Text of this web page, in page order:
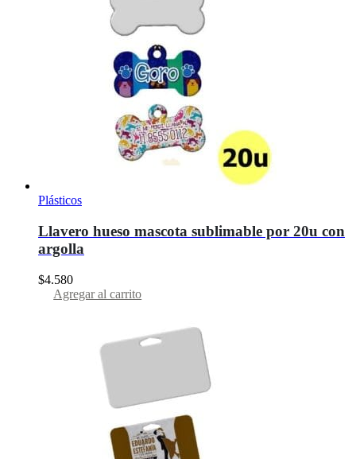
Plásticos
Llavero hueso mascota sublimable por 20u con
argolla
$4.580
Agregar al carrito